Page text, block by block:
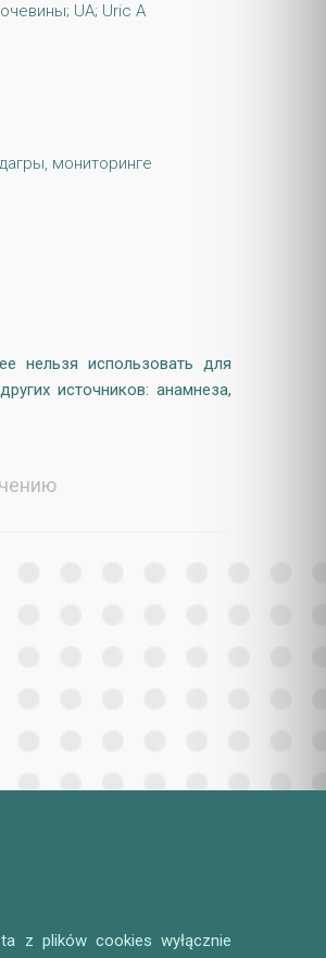
UA; Uric A
мониторинге
нельзя использовать для
источников: анамнеза,
z plików cookies wyłącznie